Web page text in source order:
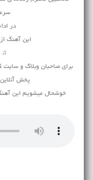
سرعت
در
این آهنگ
♫
برای صاحبان وبلاگ و سایت
پخش
خوشحال میشویم این